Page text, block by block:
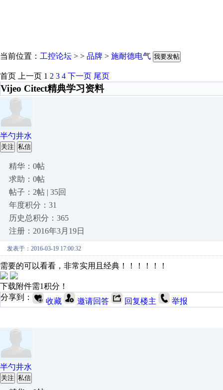
当前位置： 工控论坛 > > 品牌 > 施耐德电气 我要发帖
首页 上一页 1 2 3 4 下一页 尾页
Vijeo Citect精典学习资料
半勺井水
关注 私信
精华：0帖
求助：0帖
帖子：2帖 | 35回
年度积分：31
历史总积分：365
注册：2016年3月19日
发表于：2016-03-19 17:00:32
需要的可以看看，非常实用且经典！！！！！！
下载附件需1积分！
分享到：
收藏 邀请回答 回复楼主 举报
半勺井水
关注 私信